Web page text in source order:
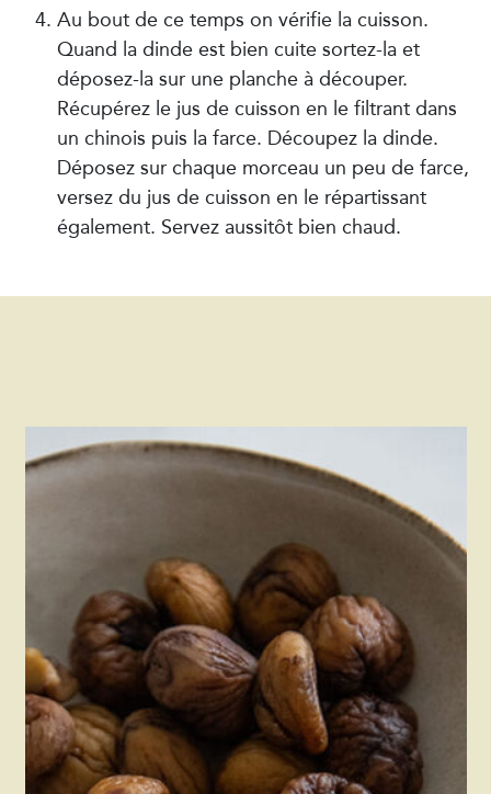
Au bout de ce temps on vérifie la cuisson.
Quand la dinde est bien cuite sortez-la et
déposez-la sur une planche à découper.
Récupérez le jus de cuisson en le filtrant dans
un chinois puis la farce. Découpez la dinde.
Déposez sur chaque morceau un peu de farce,
versez du jus de cuisson en le répartissant
également. Servez aussitôt bien chaud.